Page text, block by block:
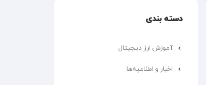
دسته بندی
آموزش ارز دیجیتال
اخبار و اطلاعیه‌ها